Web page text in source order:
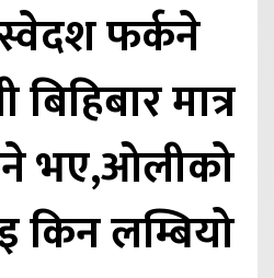
फर्कने
मात्र
भए,ओलीको
लम्बियो